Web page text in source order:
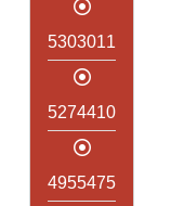
5303011
5274410
4955475